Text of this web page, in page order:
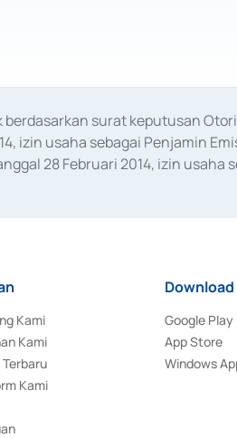
surat keputusan
izin usaha sebagai Penjamin
28 Februari 2014, izin usaha
Kami
Kami
Kami
Google Play
App Store
Windows